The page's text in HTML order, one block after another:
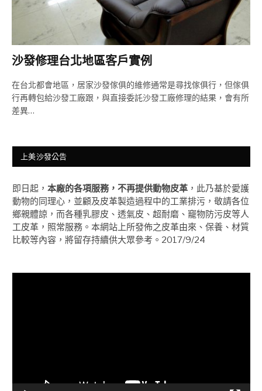
沙發修理台北地區客戶實例
在台北都會地區，居家沙發傢俱的維修通常是尋找傢俱行，但傢俱
行再轉包給沙發工廠跟，與直接委託沙發工廠修理的結果，會有所
差異…
上美沙發公告
即日起， 本廠的各項服務，不再提供動物皮革 ，此乃基於愛護
動物的同理心，並顧及皮革製造過程中的工業排污，敬請各位
鄉親體諒，而各種乳膠皮、透氣皮、超耐磨、竉物防污皮等人
工皮革，照常服務。本網站上所發佈之皮革由來、保養、材質
比較等內容，將留存持續供大眾參考。2017/9/24